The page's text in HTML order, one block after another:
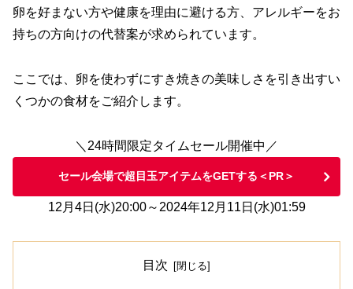
卵を好まない方や健康を理由に避ける方、アレルギーをお
持ちの方向けの代替案が求められています。
ここでは、卵を使わずにすき焼きの美味しさを引き出すい
くつかの食材をご紹介します。
＼24時間限定タイムセール開催中／
セール会場で超目玉アイテムをGETする＜PR＞
12月4日(水)20:00～2024年12月11日(水)01:59
目次